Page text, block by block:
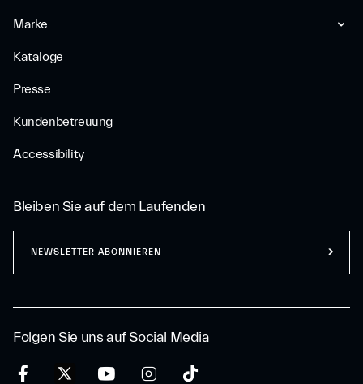
Marke
Kataloge
Presse
Kundenbetreuung
Accessibility
Folgen Sie uns auf Social Media
Bleiben Sie auf dem Laufenden
NEWSLETTER ABONNIEREN